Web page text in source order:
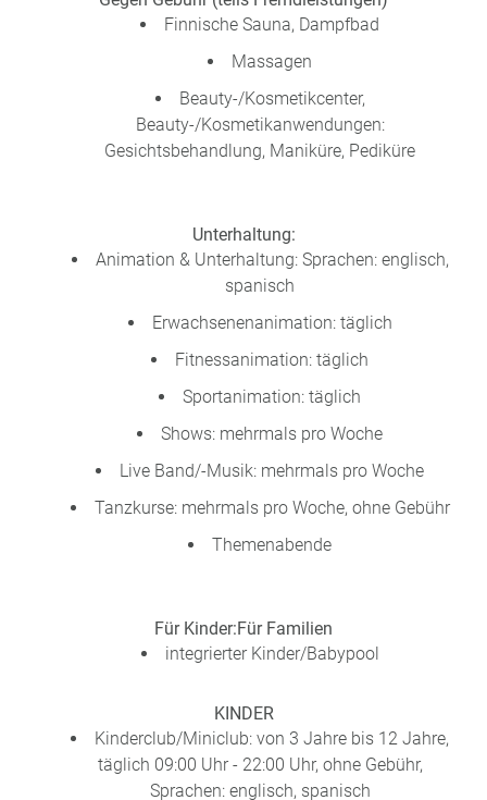
Finnische Sauna, Dampfbad
Massagen
Beauty-/Kosmetikcenter,
Beauty-/Kosmetikanwendungen:
Gesichtsbehandlung, Maniküre, Pediküre
Unterhaltung:
Animation & Unterhaltung: Sprachen: englisch,
spanisch
Erwachsenenanimation: täglich
Fitnessanimation: täglich
Sportanimation: täglich
Shows: mehrmals pro Woche
Live Band/-Musik: mehrmals pro Woche
Tanzkurse: mehrmals pro Woche, ohne Gebühr
Themenabende
Für Kinder:Für Familien
integrierter Kinder/Babypool
KINDER
Kinderclub/Miniclub: von 3 Jahre bis 12 Jahre,
täglich 09:00 Uhr - 22:00 Uhr, ohne Gebühr,
Sprachen: englisch, spanisch